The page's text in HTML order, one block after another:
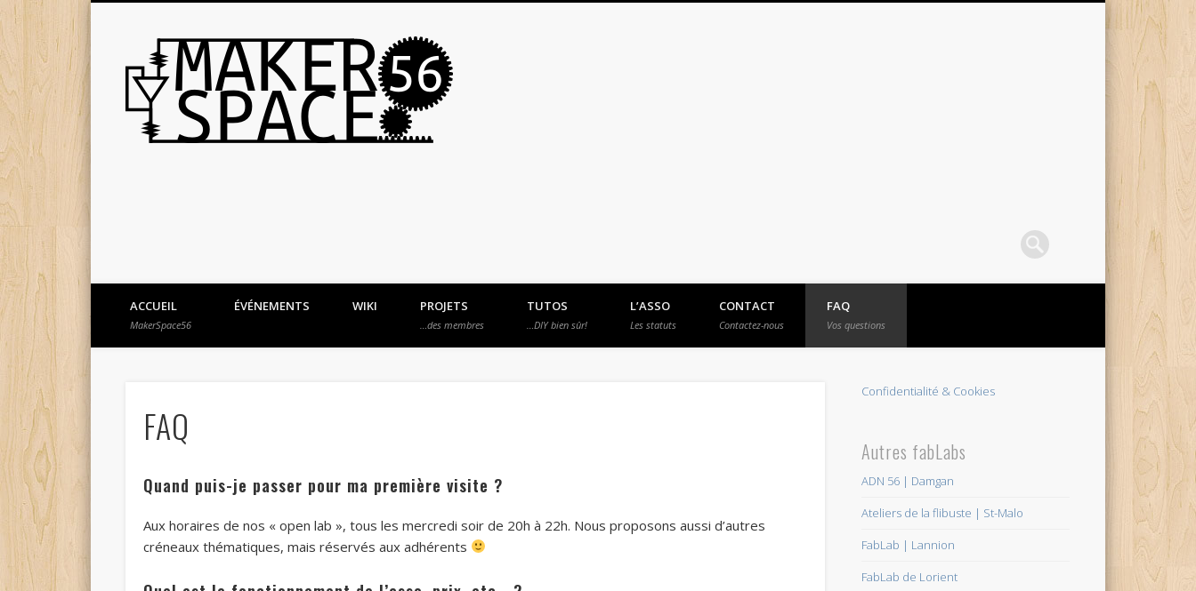
MakerSpace56
ACCUEIL
MakerSpace56
ÉVÉNEMENTS WIKI PROJETS
…des membres
TUTOS
…DIY bien sûr!
L’ASSO
Les statuts
CONTACT
Contactez-nous
FAQ
Vos questions
FAQ
Quand puis-je passer pour ma première visite ?
Aux horaires de nos « open lab », tous les mercredi soir de 20h à 22h. Nous proposons aussi d’autres
créneaux thématiques, mais réservés aux adhérents
Confidentialité & Cookies
Autres fabLabs
ADN 56 | Damgan
Ateliers de la flibuste | St-Malo
FabLab | Lannion
FabLab de Lorient